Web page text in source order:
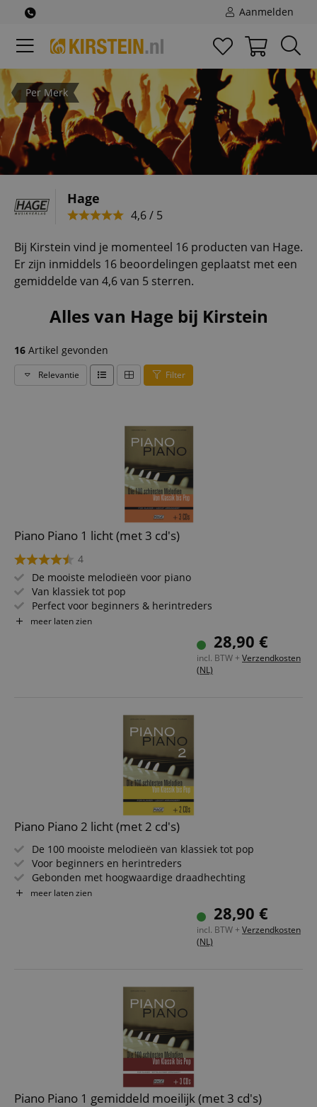
Aanmelden
Per Merk
Hage
4,6 / 5
Bij Kirstein vind je momenteel 16 producten van Hage.
Er zijn inmiddels 16 beoordelingen geplaatst met een
gemiddelde van 4,6 van 5 sterren.
Alles van Hage bij Kirstein
16 Artikel gevonden
Relevantie Filter
Piano Piano 1 licht (met 3 cd's)
4
De mooiste melodieën voor piano
Van klassiek tot pop
Perfect voor beginners & herintreders
Moeilijkheidsgraad: licht
meer laten zien
28,90 €
incl. BTW + Verzendkosten
(NL)
Piano Piano 2 licht (met 2 cd's)
De 100 mooiste melodieën van klassiek tot pop
Voor beginners en herintreders
Gebonden met hoogwaardige draadhechting
Hage Musikverlag, 196 pagina's, DIN A4
meer laten zien
28,90 €
incl. BTW + Verzendkosten
(NL)
Piano Piano 1 gemiddeld moeilijk (met 3 cd's)